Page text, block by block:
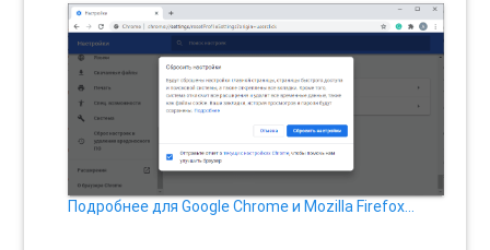
Подробнее для Google Chrome и Mozilla Firefox…